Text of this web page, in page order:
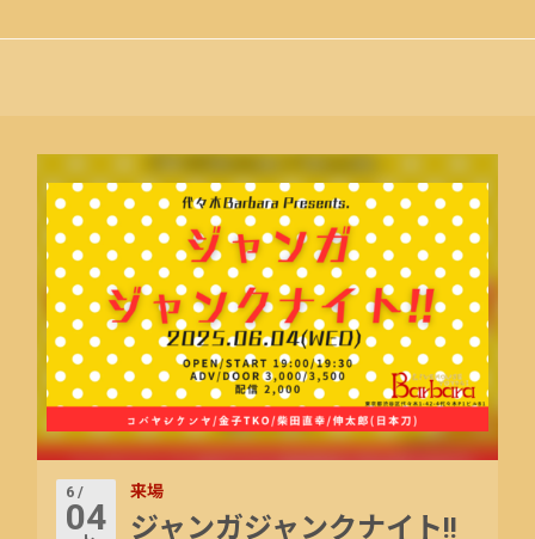
6 /
04
来場
ジャンガジャンクナイト!!